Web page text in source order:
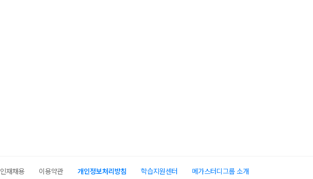
인재채용 이용약관 개인정보처리방침 학습지원센터 메가스터디그룹 소개